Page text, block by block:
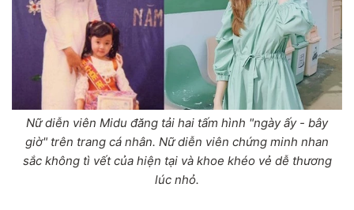
Nữ diễn viên Midu đăng tải hai tấm hình "ngày ấy - bây
giờ" trên trang cá nhân. Nữ diễn viên chứng minh nhan
sắc không tì vết của hiện tại và khoe khéo vẻ dễ thương
lúc nhỏ.